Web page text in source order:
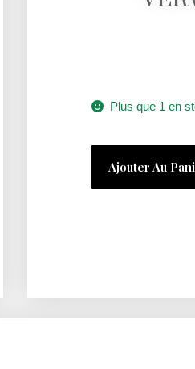
Plus que 1 en
Ajouter Au